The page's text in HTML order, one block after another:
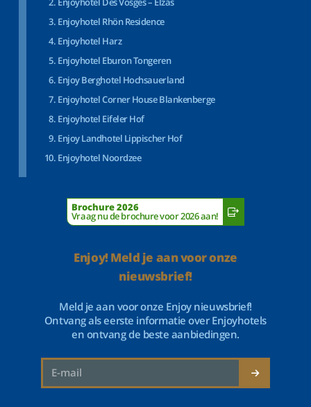
Enjoyhotel Rhön Residence
Enjoyhotel Harz
Enjoyhotel Eburon Tongeren
Enjoy Berghotel Hochsauerland
Enjoyhotel Corner House Blankenberge
Enjoyhotel Eifeler Hof
Enjoy Landhotel Lippischer Hof
Enjoyhotel Noordzee
Brochure 2026
Vraag nu de brochure voor 2026 aan!
Enjoy! Meld je aan voor onze
nieuwsbrief!
Meld je aan voor onze Enjoy nieuwsbrief!
Ontvang als eerste informatie over Enjoyhotels
en ontvang de beste aanbiedingen.